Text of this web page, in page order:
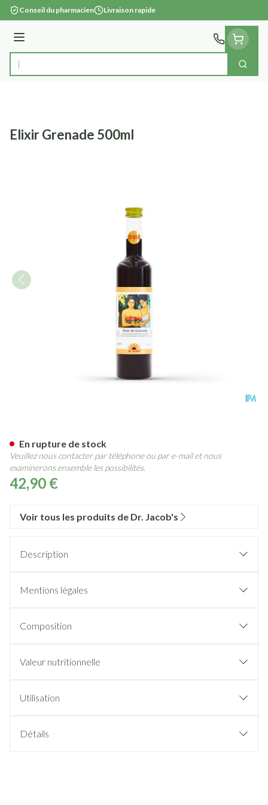
Aller au contenu
Conseil du pharmacien Livraison rapide
Menu
Rechercher
Elixir Grenade 500ml
42,90 €
En rupture de stock
Veuillez nous contacter par téléphone ou par e-mail et nous
examinerons ensemble les possibilités.
Voir tous les produits de Dr. Jacob's
Description
Mentions légales
Composition
Valeur nutritionnelle
Utilisation
Détails